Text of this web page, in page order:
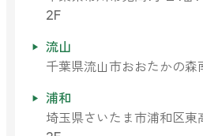
2F
流山
千葉県流山市おおたかの
浦和
埼玉県さいたま市浦和区東